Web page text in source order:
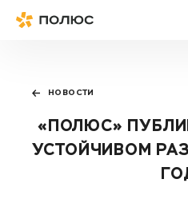
НОВОСТИ
«ПОЛЮС»
УСТОЙЧИВОМ